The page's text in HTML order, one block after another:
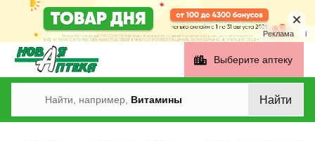
Реклама i
Выберите аптеку
Найти, например, Витамины Найти